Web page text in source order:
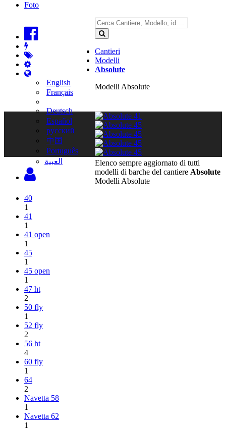
Foto
English
Français
Deutsch
Español
русский
中国
Português
‫العبية
Cantieri
Modelli
Absolute
Modelli Absolute
Elenco sempre aggiornato di tutti
modelli di barche del cantiere Absolute
Modelli Absolute
40
1
41
1
41 open
1
45
1
45 open
1
47 ht
2
50 fly
1
52 fly
2
56 ht
4
60 fly
1
64
2
Navetta 58
1
Navetta 62
1